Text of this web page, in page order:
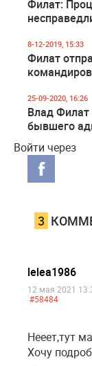
Филат:
8-12-2019, 15:33
Филат
25-09-2020, 16:26
Влад Филат
бывшего
Войти через
3
lelea1986
12 мая 2021
#58484
Нееет,тут
Хочу